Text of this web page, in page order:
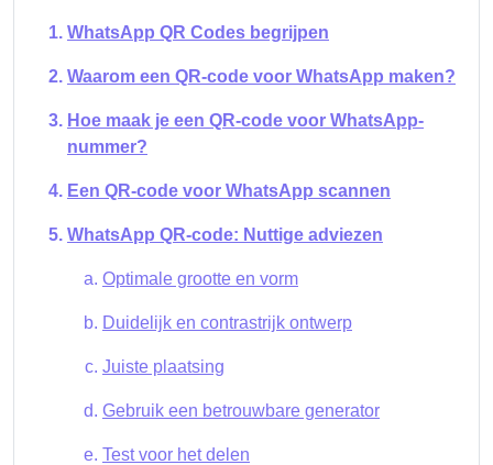
WhatsApp QR Codes begrijpen
Waarom een QR-code voor WhatsApp maken?
Hoe maak je een QR-code voor WhatsApp-
nummer?
Een QR-code voor WhatsApp scannen
WhatsApp QR-code: Nuttige adviezen
Optimale grootte en vorm
Duidelijk en contrastrijk ontwerp
Juiste plaatsing
Gebruik een betrouwbare generator
Test voor het delen